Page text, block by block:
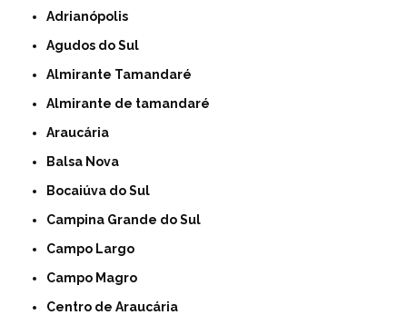
Adrianópolis
Agudos do Sul
Almirante Tamandaré
Almirante de tamandaré
Araucária
Balsa Nova
Bocaiúva do Sul
Campina Grande do Sul
Campo Largo
Campo Magro
Centro de Araucária